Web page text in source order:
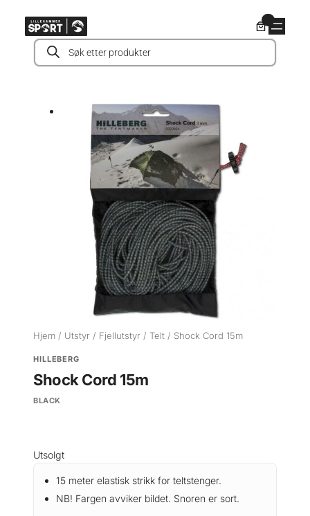
innholdProducts
search
Hjem / Utstyr / Fjellutstyr / Telt / Shock Cord 15m
HILLEBERG
Shock Cord 15m
BLACK
Utsolgt
15 meter elastisk strikk for teltstenger.
NB! Fargen avviker bildet. Snoren er sort.